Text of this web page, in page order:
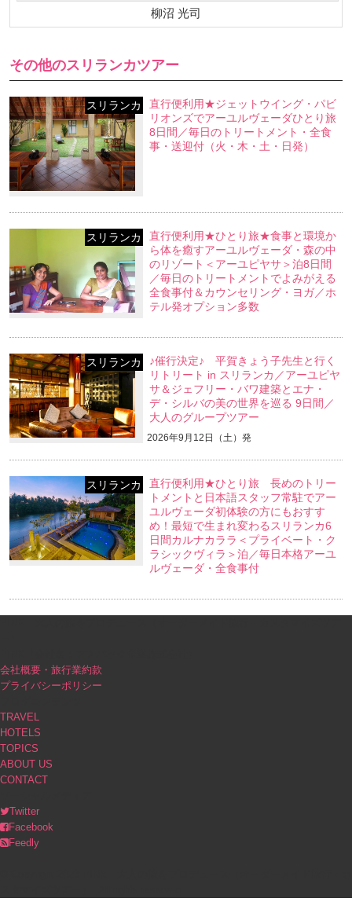
柳沼 光司
その他のスリランカツアー
スリランカ
直行便利用★ジェットウイング・パビ
リオンズでアーユルヴェーダひとり旅
8日間／毎日のトリートメント・全食
事・送迎付（火・木・土・日発）
スリランカ
直行便利用★ひとり旅★食事と環境か
ら体を癒すアーユルヴェーダ・森の中
のリゾート＜アーユピヤサ＞泊8日間
／毎日のトリートメントでよみがえる
全食事付＆カウンセリング・ヨガ／ホ
テル発オプション多数
スリランカ
♪催行決定♪ 平賀きょう子先生と行く
リトリート in スリランカ／アーユピヤ
サ＆ジェフリー・バワ建築とエナ・
デ・シルバの美の世界を巡る 9日間／
大人のグループツアー
2026年9月12日（土）発
スリランカ
直行便利用★ひとり旅 長めのトリー
トメントと日本語スタッフ常駐でアー
ユルヴェーダ初体験の方にもおすす
め！最短で生まれ変わるスリランカ6
日間カルナカララ＜プライベート・ク
ラシックヴィラ＞泊／毎日本格アーユ
ルヴェーダ・全食事付
会社概要・旅行業約款
プライバシーポリシー
TRAVEL
HOTELS
TOPICS
ABOUT US
CONTACT
Twitter
Facebook
Feedly